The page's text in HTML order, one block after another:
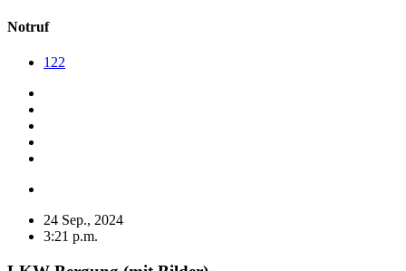
Notruf
122
24 Sep., 2024
3:21 p.m.